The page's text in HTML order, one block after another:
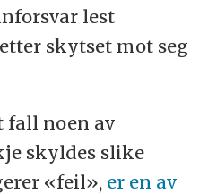
lest
skytset mot seg
fall noen av
skyldes slike
«feil», er en av